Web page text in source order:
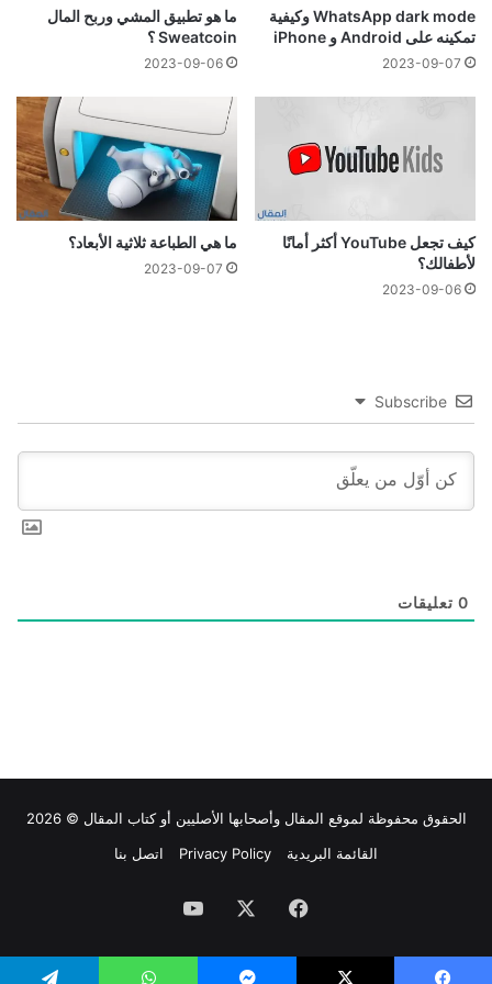
WhatsApp dark mode وكيفية
تمكينه على Android و iPhone
2023-09-07
ما هو تطبيق المشي وربح المال
Sweatcoin ؟
2023-09-06
كيف تجعل YouTube أكثر أمانًا
لأطفالك؟
2023-09-06
ما هي الطباعة ثلاثية الأبعاد؟
2023-09-07
Subscribe
0 تعليقات
الحقوق محفوظة لموقع المقال وأصحابها الأصليين أو كتاب المقال © 2026
القائمة البريدية
Privacy Policy اتصل بنا
فيسبوك ‫YouTube